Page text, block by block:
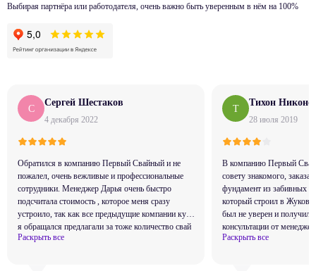
Выбирая партнёра или работодателя, очень важно быть уверенным в нём на 100%
С
Сергей Шестаков
4 декабря 2022
Обратился в компанию Первый Свайный и не
пожалел, очень вежливые и профессиональные
сотрудники. Менеджер Дарья очень быстро
подсчитала стоимость , которое меня сразу
устроило, так как все предыдущие компании куда
я обращался предлагали за тоже количество свай
и теже процедуры значительно больше. Ребята
Раскрыть все
Т
Тихон
28 июля 2019
В компанию Первый
совету знакомого,
фундамент из забивных
который строил в
был не уверен и получил
консультации от
помог выбрать
Раскрыть все